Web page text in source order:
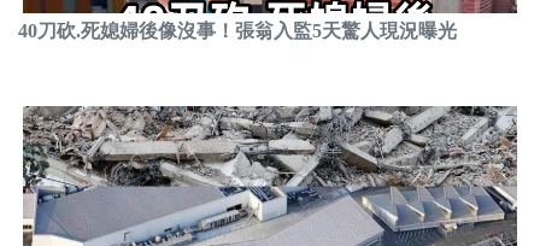
40刀砍.死媳婦後像沒事！張翁入監5天驚人現況曝光